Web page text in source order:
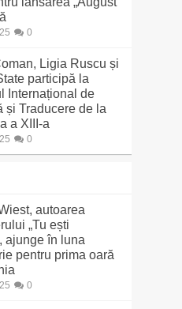
0
Ligia Ruscu și
participă la
Internațional de
și Traducere de la
a XIII-a
0
autoarea
„Tu ești
ajunge în luna
pentru prima oară
0